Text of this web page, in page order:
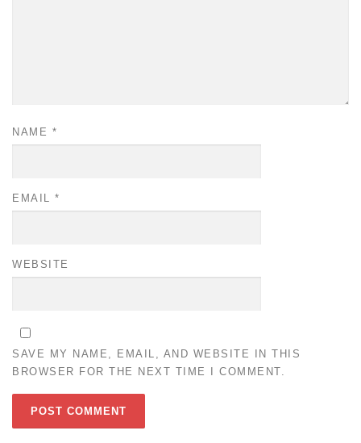
NAME *
EMAIL *
WEBSITE
SAVE MY NAME, EMAIL, AND WEBSITE IN THIS
BROWSER FOR THE NEXT TIME I COMMENT.